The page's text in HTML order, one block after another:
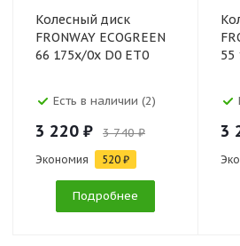
Колесный диск
FRONWAY ECOGREEN
66 175x/0x D0 ET0
Есть в наличии (2)
3 220 ₽ 3 740 ₽
Экономия 520 ₽
Подробнее
55
3